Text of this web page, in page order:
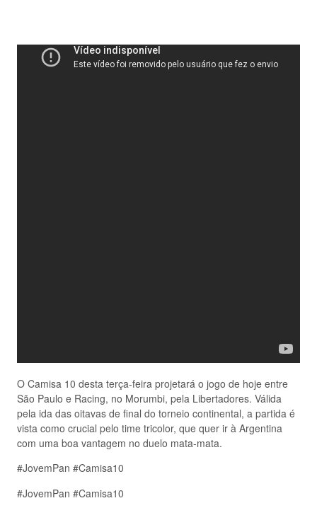
O Camisa 10 desta terça-feira projetará o jogo de hoje entre
São Paulo e Racing, no Morumbi, pela Libertadores. Válida
pela ida das oitavas de final do torneio continental, a partida é
vista como crucial pelo time tricolor, que quer ir à Argentina
com uma boa vantagem no duelo mata-mata.
#JovemPan #Camisa10
#JovemPan #Camisa10